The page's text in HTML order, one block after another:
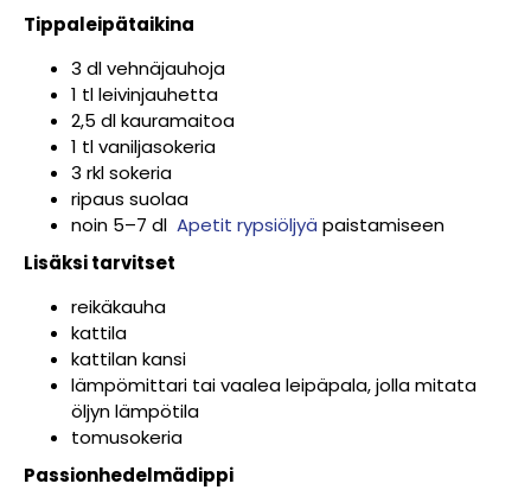
Tippaleipätaikina
3 dl vehnäjauhoja
1 tl leivinjauhetta
2,5 dl kauramaitoa
1 tl vaniljasokeria
3 rkl sokeria
ripaus suolaa
noin 5–7 dl Apetit rypsiöljyä paistamiseen
Lisäksi tarvitset
reikäkauha
kattila
kattilan kansi
lämpömittari tai vaalea leipäpala, jolla mitata
öljyn lämpötila
tomusokeria
Passionhedelmädippi